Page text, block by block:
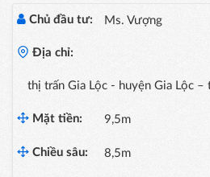
Chủ đầu tư: Ms. Vượng
Địa chỉ:
thị trấn Gia Lộc - huyện Gia Lộc
Mặt tiền: 9,5m
Chiều sâu: 8,5m